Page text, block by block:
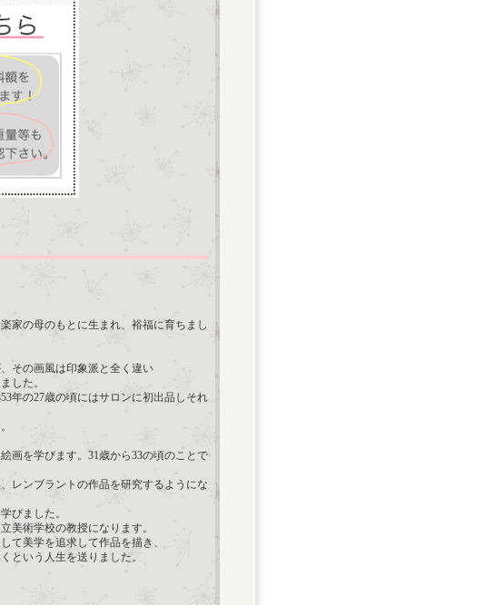
家の母のもとに生まれ、裕福に育ちまし
その画風は印象派と全く違い
した。
年の27歳の頃にはサロンに初出品しそれ
画を学びます。31歳から33の頃のことで
レンブラントの作品を研究するようにな
びました。
美術学校の教授になります。
て美学を追求して作品を描き、
という人生を送りました。